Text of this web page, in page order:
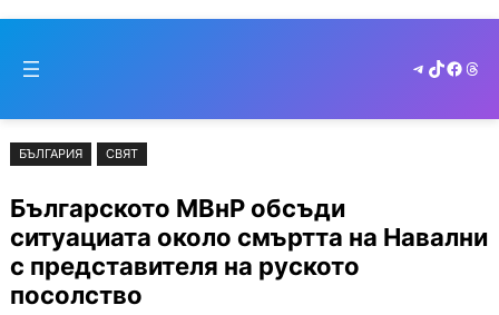
съдържанието
to
Telegram
TikTok
БЪЛГАРИЯ СВЯТ
Българското МВнР обсъди
ситуациата около смъртта на Навални
с представителя на руското
посолство